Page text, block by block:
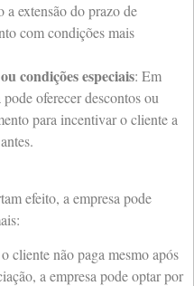
extensão do prazo de
com condições mais
condições especiais: Em
oferecer descontos ou
para incentivar o cliente a
efeito, a empresa pode
cliente não paga mesmo após
a empresa pode optar por